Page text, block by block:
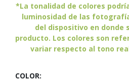
*La tonalidad de colores
luminosidad de las
del dispositivo en donde
producto. Los colores son
variar respecto al tono
COLOR: